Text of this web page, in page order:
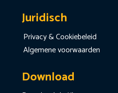
Juridisch
Privacy & Cookiebeleid
Algemene voorwaarden
Download